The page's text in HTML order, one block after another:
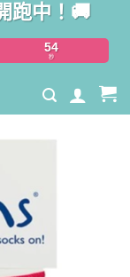
跑中！🚚
53
秒